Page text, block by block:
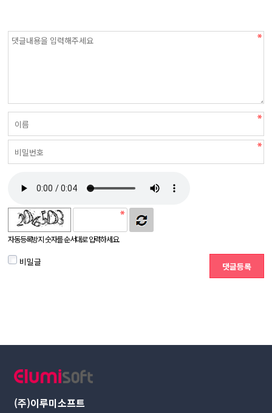
자동등록방지 숫자를 순서대로 입력하세요.
비밀글
(주)이루미소프트